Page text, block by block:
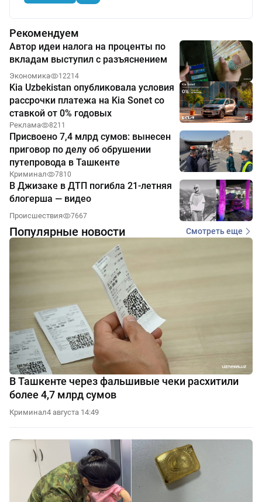
Рекомендуем
Автор идеи налога на проценты по
вкладам выступил с разъяснением
Экономика 12214
Kia Uzbekistan опубликовала условия
рассрочки платежа на Kia Sonet со
ставкой от 0% годовых
Реклама 8211
Присвоено 7,4 млрд сумов: вынесен
приговор по делу об обрушении
путепровода в Ташкенте
Криминал 7810
В Джизаке в ДТП погибла 21-летняя
блогерша — видео
Происшествия 7667
Популярные новости Смотреть еще
В Ташкенте через фальшивые чеки расхитили
более 4,7 млрд сумов
Криминал4 августа 14:49